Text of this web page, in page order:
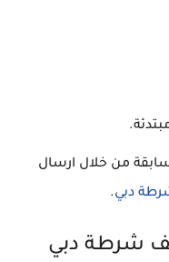
من خلال ارسال
دبي.
شرطة دبي